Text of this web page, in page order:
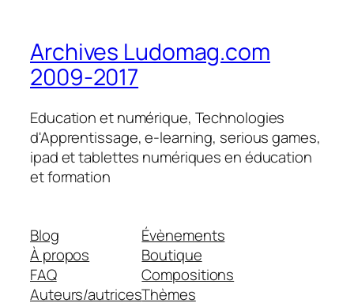
Archives Ludomag.com
2009-2017
Education et numérique, Technologies
d'Apprentissage, e-learning, serious games,
ipad et tablettes numériques en éducation
et formation
Blog
À propos
FAQ
Auteurs/autrices
Évènements
Boutique
Compositions
Thèmes